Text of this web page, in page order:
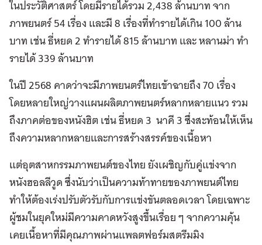
ในประวัติศาสตร์ โดยมีรายได้รวม 2,438 ล้านบาท จาก
ภาพยนตร์ 54 เรื่อง และมี 8 เรื่องที่ทำรายได้เกิน 100 ล้าน
บาท เช่น ธี่หยด 2 ทำรายได้ 815 ล้านบาท และ หลานม่า ทำ
รายได้ 339 ล้านบาท
ในปี 2568 คาดว่าจะมีภาพยนตร์ไทยเข้าฉายถึง 70 เรื่อง
โดยหลายใหญ่วางแผนผลิตภาพยนตร์หลากหลายแนว รวม
ถึงภาคต่อของหนังฮิต เช่น ธี่หยด 3 นาคี 3 ซึ่งสะท้อนให้เห็น
ถึงความหลากหลายและการสร้างสรรค์ของเนื้อหา
แต่อุตสาหกรรมภาพยนต์ของไทย ยังเผชิญกับคู่แข่งจาก
หนังฮอลลีวูด ซึ่งนับว่าเป็นความท้าทายของภาพยนต์ไทย
ทำให้ต้องเร่งปรับตัวรับกับการแข่งขันตลอดเวลา โดยเฉพาะ
ผู้ชมในยุคใหม่มีความคาดหวังสูงขึ้นเรื่อย ๆ จากความคุ้น
เคยเนื้อหาที่มีคุณภาพผ่านแพลตฟอร์มสตรีมมิง